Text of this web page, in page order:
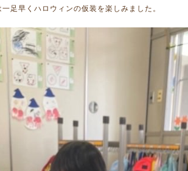
足早くハロウィンの仮装を楽しみました。